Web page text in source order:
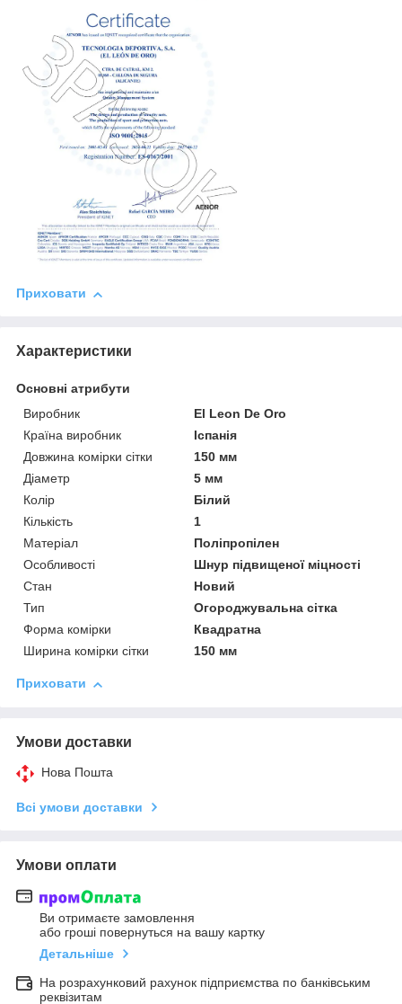
Приховати
Характеристики
Основні атрибути
Виробник
El Leon De Oro
Країна виробник
Іспанія
Довжина комірки сітки
150 мм
Діаметр
5 мм
Колір
Білий
Кількість
1
Матеріал
Поліпропілен
Особливості
Шнур підвищеної міцності
Стан
Новий
Тип
Огороджувальна сітка
Форма комірки
Квадратна
Ширина комірки сітки
150 мм
Приховати
Умови доставки
Нова Пошта
Всі умови доставки
Умови оплати
Ви отримаєте замовлення
або гроші повернуться на вашу картку
Детальніше
На розрахунковий рахунок підприємства по банківським
реквізитам